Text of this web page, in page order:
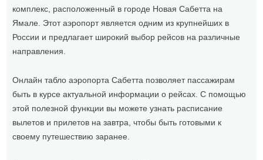
комплекс, расположенный в городе Новая Сабетта на
Ямале. Этот аэропорт является одним из крупнейших в
России и предлагает широкий выбор рейсов на различные
направления.
Онлайн табло аэропорта Сабетта позволяет пассажирам
быть в курсе актуальной информации о рейсах. С помощью
этой полезной функции вы можете узнать расписание
вылетов и прилетов на завтра, чтобы быть готовыми к
своему путешествию заранее.